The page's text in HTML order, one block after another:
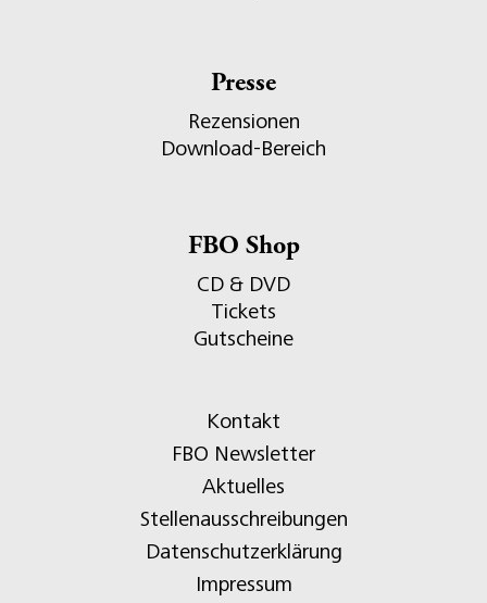
Presse
Rezensionen
Download-Bereich
FBO Shop
CD & DVD
Tickets
Gutscheine
Kontakt
FBO Newsletter
Aktuelles
Stellenausschreibungen
Datenschutzerklärung
Impressum